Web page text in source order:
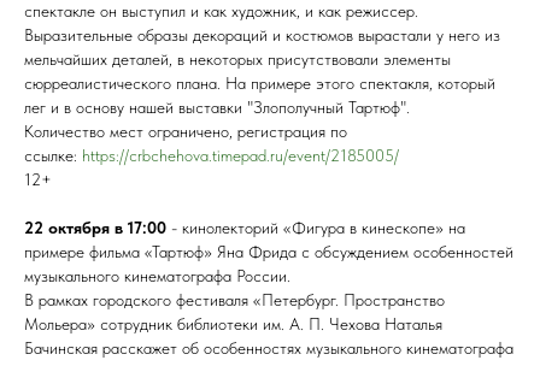
спектакле он выступил и как художник, и как режиссер.
Выразительные образы декораций и костюмов вырастали у него из
мельчайших деталей, в некоторых присутствовали элементы
сюрреалистического плана. На примере этого спектакля, который
лег и в основу нашей выставки "Злополучный Тартюф".
Количество мест ограничено, регистрация по
ссылке: https://crbchehova.timepad.ru/event/2185005/
12+
22 октября в 17:00 - кинолекторий «Фигура в кинескопе» на
примере фильма «Тартюф» Яна Фрида с обсуждением особенностей
музыкального кинематографа России.
В рамках городского фестиваля «Петербург. Пространство
Мольера» сотрудник библиотеки им. А. П. Чехова Наталья
Бачинская расскажет об особенностях музыкального кинематографа